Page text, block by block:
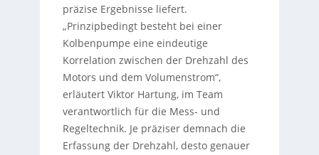
präzise Ergebnisse liefert.
„Prinzipbedingt besteht bei einer
Kolbenpumpe eine eindeutige
Korrelation zwischen der Drehzahl des
Motors und dem Volumenstrom“,
erläutert Viktor Hartung, im Team
verantwortlich für die Mess- und
Regeltechnik. Je präziser demnach die
Erfassung der Drehzahl, desto genauer